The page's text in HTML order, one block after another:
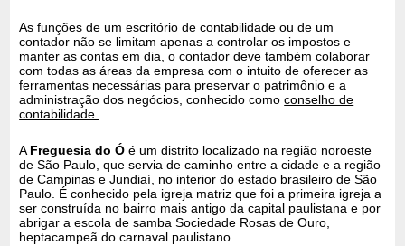
As funções de um escritório de contabilidade ou de um
contador não se limitam apenas a controlar os impostos e
manter as contas em dia, o contador deve também colaborar
com todas as áreas da empresa com o intuito de oferecer as
ferramentas necessárias para preservar o patrimônio e a
administração dos negócios, conhecido comoconselho de
contabilidade.
AFreguesia do Ó é um distrito localizado na região noroeste
de São Paulo, que servia de caminho entre a cidade e a região
de Campinas e Jundiaí, no interior do estado brasileiro de São
Paulo. É conhecido pela igreja matriz que foi a primeira igreja a
ser construída no bairro mais antigo da capital paulistana e por
abrigar a escola de samba Sociedade Rosas de Ouro,
heptacampeã do carnaval paulistano.